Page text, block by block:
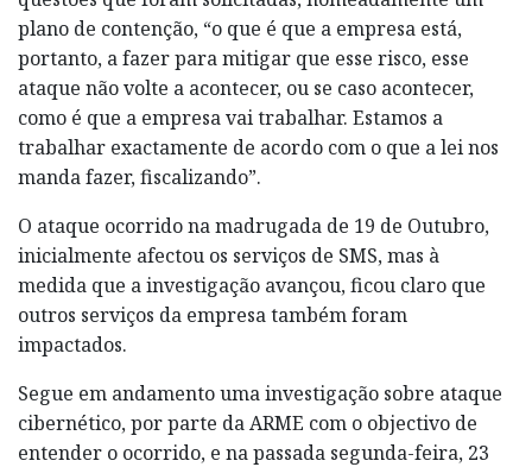
plano de contenção, “o que é que a empresa está,
portanto, a fazer para mitigar que esse risco, esse
ataque não volte a acontecer, ou se caso acontecer,
como é que a empresa vai trabalhar. Estamos a
trabalhar exactamente de acordo com o que a lei nos
manda fazer, fiscalizando”.
O ataque ocorrido na madrugada de 19 de Outubro,
inicialmente afectou os serviços de SMS, mas à
medida que a investigação avançou, ficou claro que
outros serviços da empresa também foram
impactados.
Segue em andamento uma investigação sobre ataque
cibernético, por parte da ARME com o objectivo de
entender o ocorrido, e na passada segunda-feira, 23